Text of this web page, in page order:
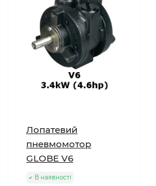
Лопатевий
пневмомотор
GLOBE V6
В наявності